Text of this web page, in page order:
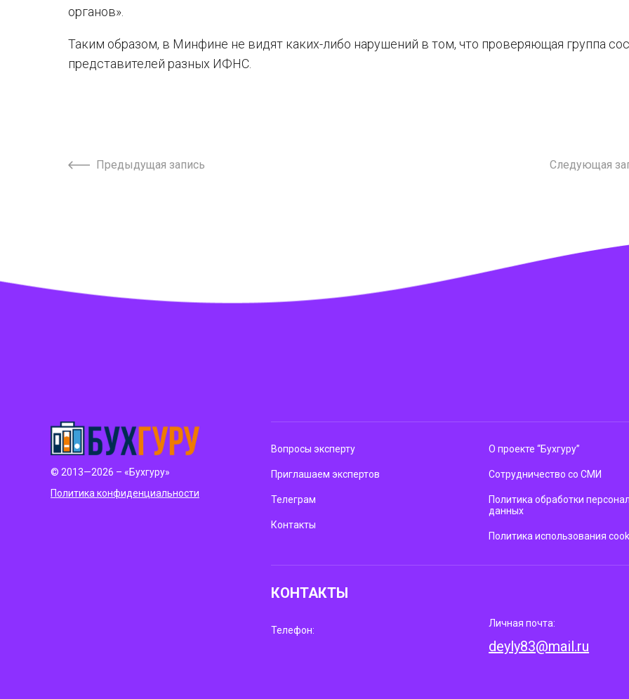
органов».
Таким образом, в Минфине не видят каких-либо нарушений в том, что проверяющая группа
представителей разных ИФНС.
Предыдущая запись Следующая
© 2013—2026 – «Бухгуру»
Политика конфиденциальности
Вопросы эксперту
Приглашаем экспертов
Телеграм
Контакты
О проекте “Бухгуру”
Сотрудничество со СМИ
Политика обработки
данных
Политика использования
КОНТАКТЫ
Телефон:
Личная почта:
deyly83@mail.ru